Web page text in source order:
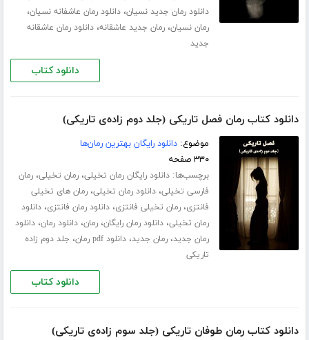
دانلود رمان جدید نسیان،دانلود رمان عاشفانه نسیان،
رمان نسیان،رمان جدید عاشقانه،دانلود رمان عاشقانه
جدید
دانلود کتاب
دانلود کتاب رمان فصل تاریکی (جلد دوم زاده‌ی تاریکی)
موضوع:دانلود رایگان بهترین رمان‌ها
۳۳۰ صفحه
برچسب‌ها:دانلود رایگان رمان تخیلی،رمان تخیلی،رمان
فارسی تخیلی،دانلود رمان تخیلی،رمان های تخیلی
فانتزی،رمان تخیلی فانتزی،دانلود رمان فانتزی،دانلود
رمان تخیلی،دانلود رمان رایگان،رمان،دانلود رمان،دانلود
رمان جدید،رمان جدید،دانلود pdf رمان ، جلد دوم زاده
تاریکی
دانلود کتاب
دانلود کتاب رمان طوفان تاریکی (جلد سوم زاده‌ی تاریکی)